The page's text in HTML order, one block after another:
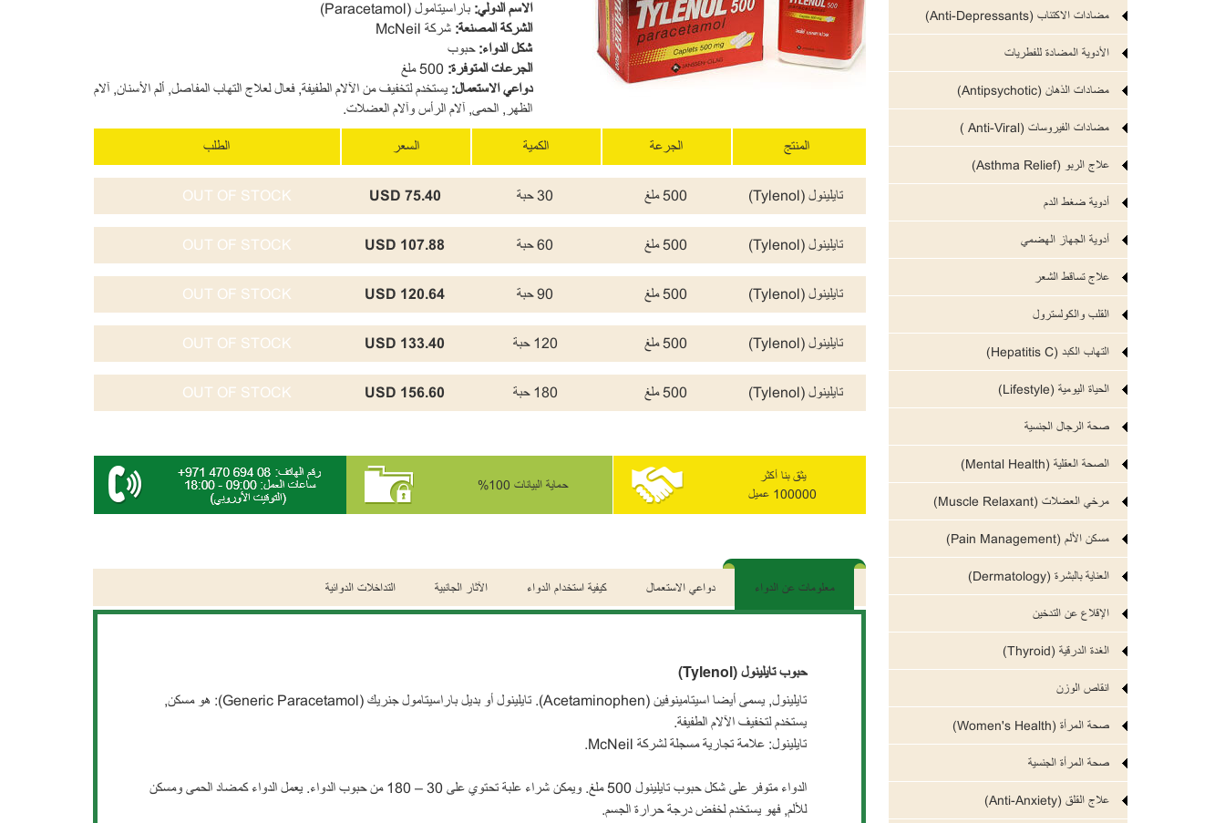
مضادات الاكتئاب (Anti-Depressants)
الأدوية المضادة للفطريات
مضادات الذهان (Antipsychotic)
مضادات الفيروسات (Anti-Viral )
علاج الربو (Asthma Relief)
أدوية ضغط الدم
أدوية الجهاز الهضمي
علاج تساقط الشعر
القلب والكولسترول
التهاب الكبد (Hepatitis C)
الحياة اليومية (Lifestyle)
صحة الرجال الجنسية
الصحة العقلية (Mental Health)
مرخي العضلات (Muscle Relaxant)
مسكن الألم (Pain Management)
العناية بالبشرة (Dermatology)
الإقلاع عن التدخين
الغدة الدرقية (Thyroid)
انقاص الوزن
صحة المرأة (Women's Health)
صحة المرأة الجنسية
علاج القلق (Anti-Anxiety)
الاسم الدولي:باراسيتامول (Paracetamol)
الشركة المصنعة: شركة McNeil
شكل الدواء:حبوب
الجرعات المتوفرة: 500 ملغ
دواعي الاستعمال:يستخدم لتخفيف من الآلام الطفيفة, فعال لعلاج التهاب المفاصل, ألم الأسنان, آلام
الظهر, الحمى, آلام الرأس وآلام العضلات.
المنتج الجرعة الكمية السعر الطلب
تايلينول (Tylenol) 500 ملغ 30 حبة 75.40 USD
OUT OF STOCK
تايلينول (Tylenol) 500 ملغ 60 حبة 107.88 USD
OUT OF STOCK
تايلينول (Tylenol) 500 ملغ 90 حبة 120.64 USD
OUT OF STOCK
تايلينول (Tylenol) 500 ملغ 120 حبة 133.40 USD
OUT OF STOCK
تايلينول (Tylenol) 500 ملغ 180 حبة 156.60 USD
OUT OF STOCK
يثق بنا أكثر
100000 عميل
حماية البيانات 100%
معلومات عن الدواء دواعي الاستعمال كيفية استخدام الدواء الآثار الجانبية التداخلات الدوائية
حبوب تايلينول (Tylenol)
تايلينول, يسمى أيضا اسيتامينوفين (Acetaminophen). تايلينول أو بديل
باراسيتامول جنريك (Generic Paracetamol): هو مسكن,
يستخدم لتخفيف الآلام الطفيفة.
تايلينول: علامة تجارية مسجلة لشركة McNeil.
الدواء متوفر على شكل حبوب تايلينول 500 ملغ. ويمكن شراء علبة تحتوي على 30 – 180 من حبوب الدواء. يعمل الدواء كمضاد الحمى ومسكن
للألم, فهو يستخدم لخفض درجة حرارة الجسم.